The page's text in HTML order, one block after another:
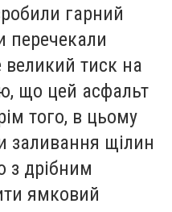
гарний
перечекали
великий тиск на
що цей асфальт
того, в цьому
заливання щілин
з дрібним
ямковий